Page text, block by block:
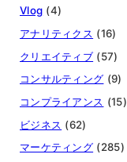
Vlog (4)
アナリティクス (16)
クリエイティブ (57)
コンサルティング (9)
コンプライアンス (15)
ビジネス (62)
マーケティング (285)